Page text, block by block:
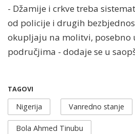
- Džamije i crkve treba
od policije i drugih
okupljaju na molitvi, posebno
područjima - dodaje se u
TAGOVI
Nigerija Vanredno stanje
Bola Ahmed Tinubu